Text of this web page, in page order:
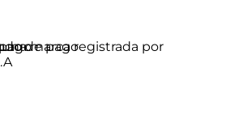
marca registrada por